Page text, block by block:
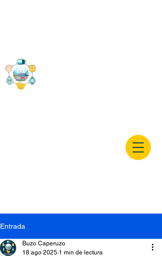
Entrada
Buzo Caperuzo
18 ago 2025 1 min de lectura